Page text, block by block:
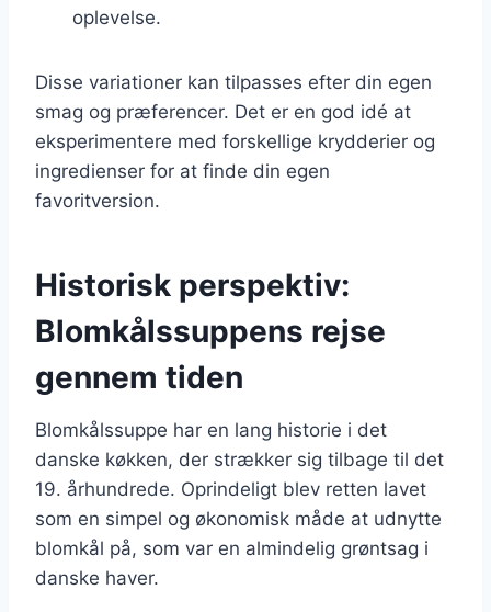
oplevelse.
Disse variationer kan tilpasses efter din egen
smag og præferencer. Det er en god idé at
eksperimentere med forskellige krydderier og
ingredienser for at finde din egen
favoritversion.
Historisk perspektiv:
Blomkålssuppens rejse
gennem tiden
Blomkålssuppe har en lang historie i det
danske køkken, der strækker sig tilbage til det
19. århundrede. Oprindeligt blev retten lavet
som en simpel og økonomisk måde at udnytte
blomkål på, som var en almindelig grøntsag i
danske haver.